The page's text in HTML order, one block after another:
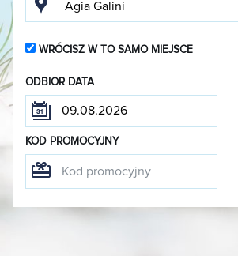
WRÓCISZ W TO SAMO MIEJSCE
ODBIOR DATA
KOD PROMOCYJNY